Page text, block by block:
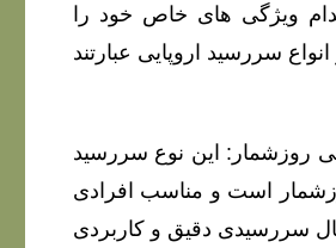
ویژگی های خاص خود را
سررسید اروپایی عبارتند
روزشمار: این نوع سررسید
است و مناسب افرادی
سررسیدی دقیق و کاربردی